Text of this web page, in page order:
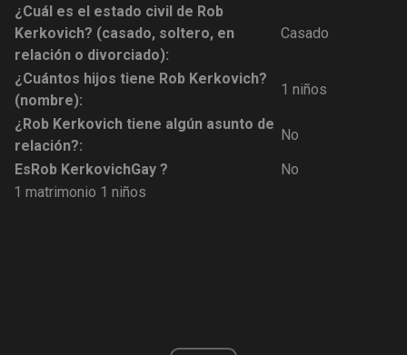
¿Cuál es el estado civil de Rob
Kerkovich? (casado, soltero, en
relación o divorciado):
Casado
¿Cuántos hijos tiene Rob Kerkovich?
(nombre):
1 niños
¿Rob Kerkovich tiene algún asunto de
relación?:
No
EsRob KerkovichGay ?
No
1 matrimonio 1 niños